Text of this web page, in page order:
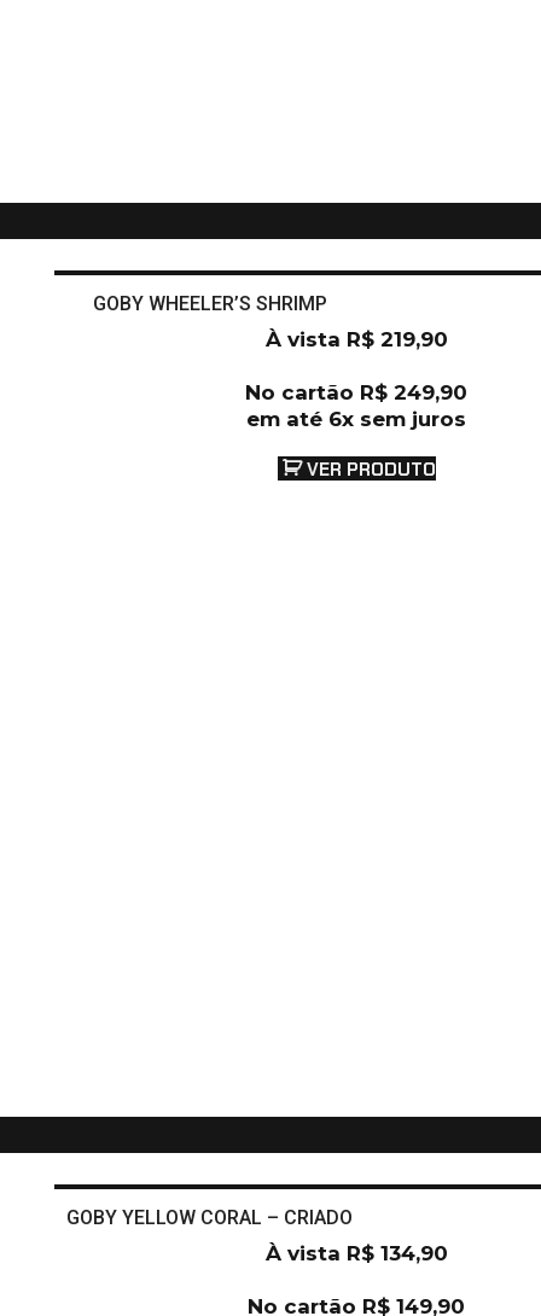
GOBY WHEELER’S SHRIMP
À vista R$219,90
No cartão R$ 249,90
em até 6x sem juros
VER PRODUTO
GOBY YELLOW CORAL – CRIADO
À vista R$134,90
No cartão R$ 149,90